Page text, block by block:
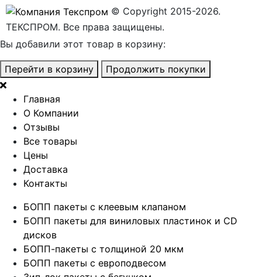
© Copyright 2015-2026.
ТЕКСПРОМ. Все права защищены.
Вы добавили этот товар в корзину:
Перейти в корзину Продолжить покупки
Главная
О Компании
Отзывы
Все товары
Цены
Доставка
Контакты
БОПП пакеты с клеевым клапаном
БОПП пакеты для виниловых пластинок и CD
дисков
БОПП-пакеты с толщиной 20 мкм
БОПП пакеты с европодвесом